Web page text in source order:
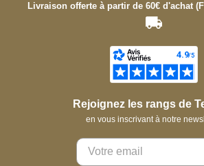
Livraison offerte à partir de 60€ d'achat
Rejoignez les rangs de
en vous inscrivant à notre